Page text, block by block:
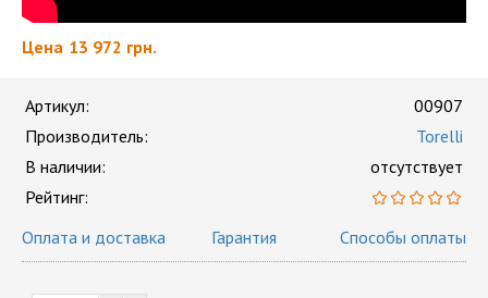
Цена 13 972 грн.
Артикул:
00907
Производитель:
Torelli
В наличии:
отсутствует
Рейтинг:
Оплата и доставка
Гарантия Способы оплаты